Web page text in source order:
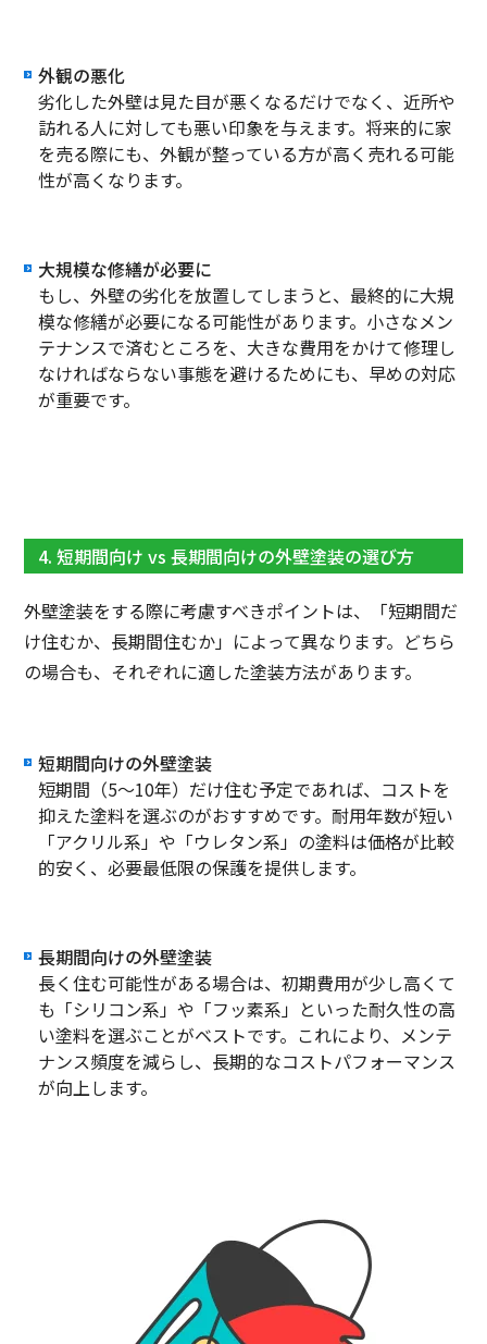
外観の悪化
劣化した外壁は見た目が悪くなるだけでなく、近所や
訪れる人に対しても悪い印象を与えます。将来的に家
を売る際にも、外観が整っている方が高く売れる可能
性が高くなります。
大規模な修繕が必要に
もし、外壁の劣化を放置してしまうと、最終的に大規
模な修繕が必要になる可能性があります。小さなメン
テナンスで済むところを、大きな費用をかけて修理し
なければならない事態を避けるためにも、早めの対応
が重要です。
4. 短期間向け vs 長期間向けの外壁塗装の選び方
外壁塗装をする際に考慮すべきポイントは、「短期間だ
け住むか、長期間住むか」によって異なります。どちら
の場合も、それぞれに適した塗装方法があります。
短期間向けの外壁塗装
短期間（5〜10年）だけ住む予定であれば、コストを
抑えた塗料を選ぶのがおすすめです。耐用年数が短い
「アクリル系」や「ウレタン系」の塗料は価格が比較
的安く、必要最低限の保護を提供します。
長期間向けの外壁塗装
長く住む可能性がある場合は、初期費用が少し高くて
も「シリコン系」や「フッ素系」といった耐久性の高
い塗料を選ぶことがベストです。これにより、メンテ
ナンス頻度を減らし、長期的なコストパフォーマンス
が向上します。